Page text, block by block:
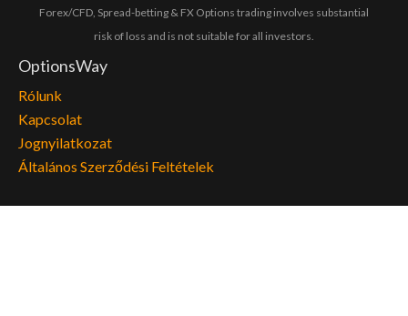
Forex/CFD, Spread-betting & FX Options trading involves substantial
risk of loss and is not suitable for all investors.
OptionsWay
Rólunk
Kapcsolat
Jognyilatkozat
Általános Szerződési Feltételek